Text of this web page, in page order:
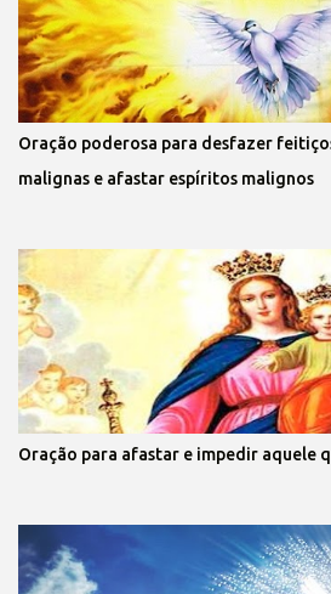
Oração poderosa para desfazer
malignas e afastar espíritos malignos
Oração para afastar e impedir aquele